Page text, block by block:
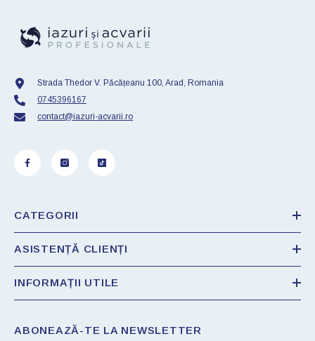
Strada Thedor V. Păcățeanu 100, Arad, Romania
0745396167
contact@iazuri-acvarii.ro
CATEGORII
ASISTENȚĂ CLIENȚI
INFORMAȚII UTILE
ABONEAZĂ-TE LA NEWSLETTER